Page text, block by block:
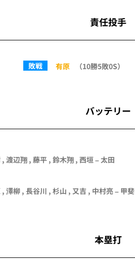
責任投手
敗戦 有原 （10勝5敗0S）
バッテリー
, 渡辺翔 , 藤平 , 鈴木翔 , 西垣–太田
, 澤柳 , 長谷川 , 杉山 , 又吉 , 中村亮– 甲斐
本塁打